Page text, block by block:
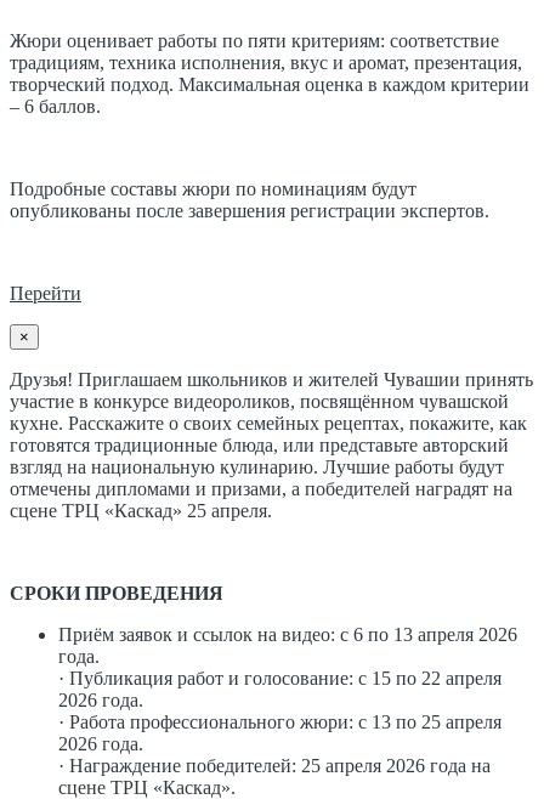
Жюри оценивает работы по пяти критериям: соответствие
традициям, техника исполнения, вкус и аромат, презентация,
творческий подход. Максимальная оценка в каждом критерии
– 6 баллов.
Подробные составы жюри по номинациям будут
опубликованы после завершения регистрации экспертов.
Перейти
×
Друзья! Приглашаем школьников и жителей Чувашии принять
участие в конкурсе видеороликов, посвящённом чувашской
кухне. Расскажите о своих семейных рецептах, покажите, как
готовятся традиционные блюда, или представьте авторский
взгляд на национальную кулинарию. Лучшие работы будут
отмечены дипломами и призами, а победителей наградят на
сцене ТРЦ «Каскад» 25 апреля.
СРОКИ ПРОВЕДЕНИЯ
Приём заявок и ссылок на видео: с 6 по 13 апреля 2026
года.
· Публикация работ и голосование: с 15 по 22 апреля
2026 года.
· Работа профессионального жюри: с 13 по 25 апреля
2026 года.
· Награждение победителей: 25 апреля 2026 года на
сцене ТРЦ «Каскад».